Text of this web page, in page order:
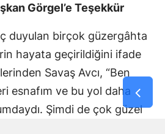
Görgel’e Teşekkür
duyulan birçok güzergâhta
hayata geçirildiğini ifade
Savaş Avcı, “Ben
esnafım ve bu yol daha
Şimdi de çok güzel